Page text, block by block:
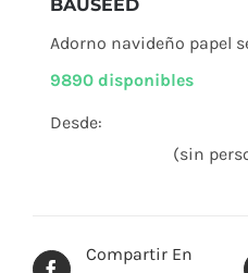
Compartir En
BAUSEED
Adorno navideño papel
9890 disponibles
Desde:
(sin